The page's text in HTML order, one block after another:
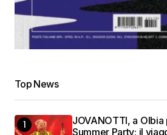
Top News
JOVANOTTI, a
Summer Party: il